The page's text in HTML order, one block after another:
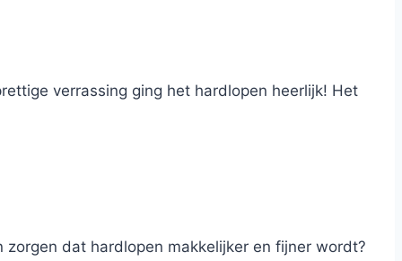
verrassing ging het hardlopen heerlijk! Het
dat hardlopen makkelijker en fijner wordt?